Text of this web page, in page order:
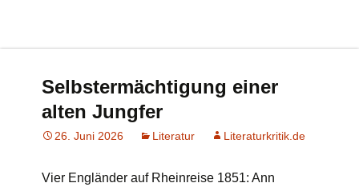
Selbstermächtigung einer
alten Jungfer
26. Juni 2026 Literatur Literaturkritik.de
Vier Engländer auf Rheinreise 1851: Ann